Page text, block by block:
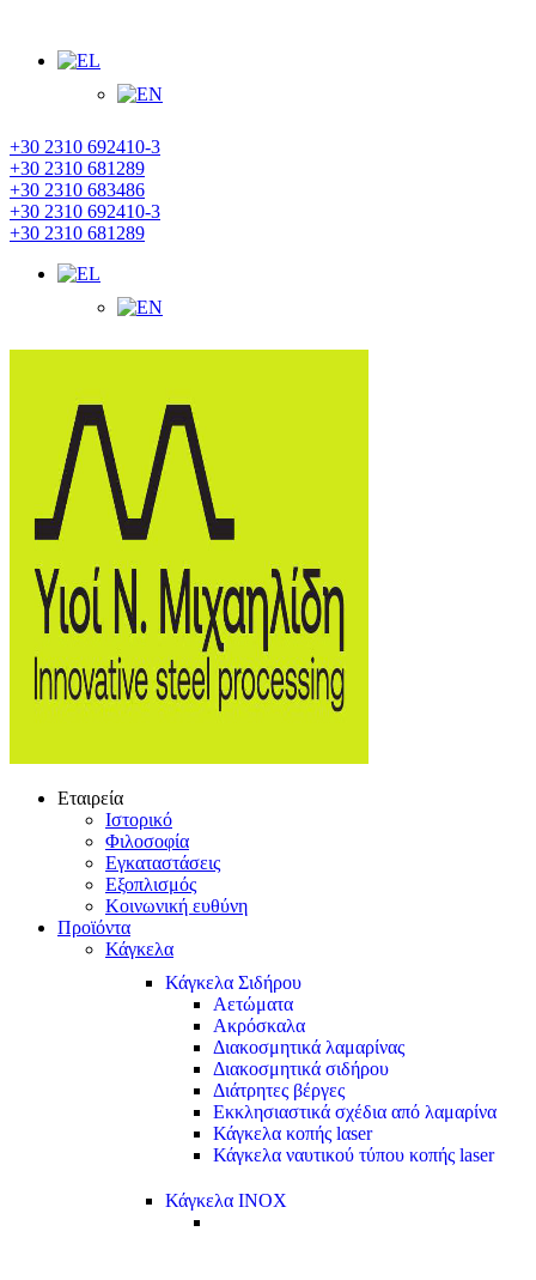
+30 2310 692410-3
+30 2310 681289
+30 2310 683486
+30 2310 692410-3
+30 2310 681289
Εταιρεία
Ιστορικό
Φιλοσοφία
Εγκαταστάσεις
Εξοπλισμός
Κοινωνική ευθύνη
Προϊόντα
Κάγκελα
Κάγκελα Σιδήρου
Αετώματα
Ακρόσκαλα
Διακοσμητικά λαμαρίνας
Διακοσμητικά σιδήρου
Διάτρητες βέργες
Εκκλησιαστικά σχέδια από λαμαρίνα
Κάγκελα κοπής lαser
Κάγκελα ναυτικού τύπου κοπής laser
Κάγκελα INOX